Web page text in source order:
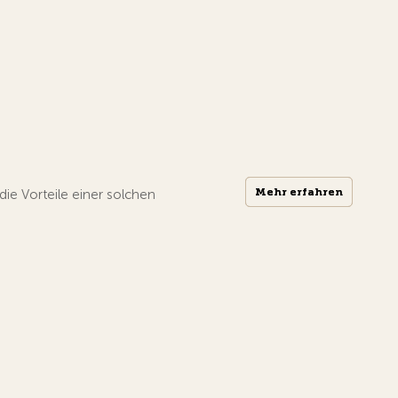
Vorteile einer solchen
Mehr erfahren
Mehr erfahren